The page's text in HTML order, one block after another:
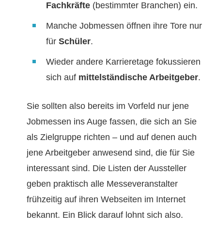
Fachkräfte (bestimmter Branchen) ein.
Manche Jobmessen öffnen ihre Tore nur
für Schüler.
Wieder andere Karrieretage fokussieren
sich auf mittelständische Arbeitgeber.
Sie sollten also bereits im Vorfeld nur jene
Jobmessen ins Auge fassen, die sich an Sie
als Zielgruppe richten – und auf denen auch
jene Arbeitgeber anwesend sind, die für Sie
interessant sind. Die Listen der Aussteller
geben praktisch alle Messeveranstalter
frühzeitig auf ihren Webseiten im Internet
bekannt. Ein Blick darauf lohnt sich also.